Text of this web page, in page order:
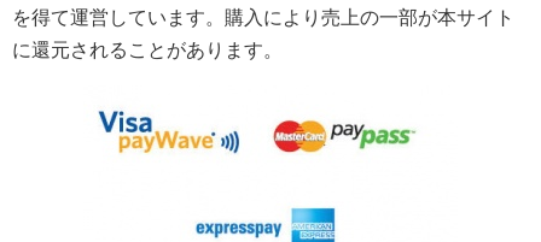
を得て運営しています。購入により売上の一部が本サイト
に還元されることがあります。